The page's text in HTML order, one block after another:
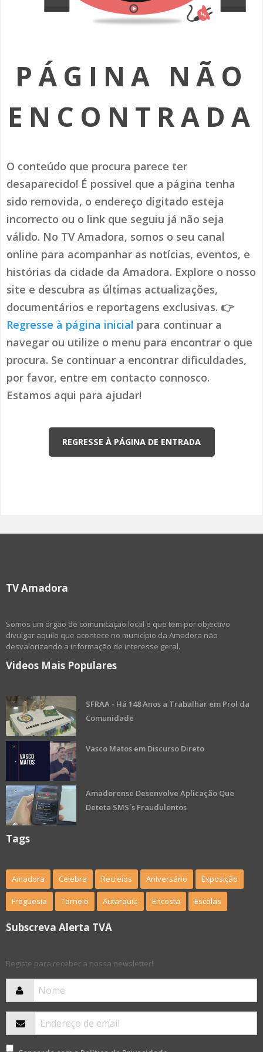
SOMOS TODOS EUROPEUS
AMADORA LIGA À RESILIÊNCIA
(RE) PENSAMENTOS
HISTÓRIAS DE ABRIL
PÁGINA NÃO
ENCONTRADA
O conteúdo que procura parece ter
desaparecido! É possível que a página tenha
sido removida, o endereço digitado esteja
incorrecto ou o link que seguiu já não seja
válido. No TV Amadora, somos o seu canal
online para acompanhar as notícias, eventos, e
histórias da cidade da Amadora. Explore o nosso
site e descubra as últimas actualizações,
documentários e reportagens exclusivas. 👉
Regresse à página inicial para continuar a
navegar ou utilize o menu para encontrar o que
procura. Se continuar a encontrar dificuldades,
por favor, entre em contacto connosco.
Estamos aqui para ajudar!
REGRESSE À PÁGINA DE ENTRADA
TV Amadora
Somos um órgão de comunicação local e que tem por objectivo
divulgar aquilo que acontece no município da Amadora não
desvalorizando a informação de interesse geral.
Videos Mais Populares
SFRAA - Há 148 Anos a Trabalhar em Prol da
Comunidade
Vasco Matos em Discurso Direto
Amadorense Desenvolve Aplicação Que
Deteta SMS´s Fraudulentos
Tags
Amadora Celebra Recreios Aniversário Exposição
Freguesia Torneio Autarquia Encosta Escolas
Subscreva Alerta TVA
Registe para receber a nossa newsletter!